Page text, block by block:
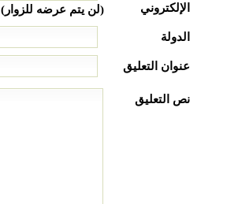
الإلكتروني
(لن يتم عرضه للزوار)
الدولة
عنوان التعليق
نص التعليق